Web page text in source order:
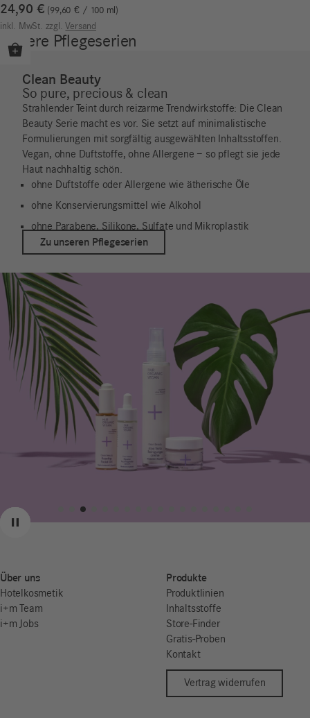
24,90 € 99,60€/ 100 ml
inkl. MwSt. zzgl. Versand
Unsere Pflegeserien
Clean Beauty
So pure, precious & clean
Strahlender Teint durch reizarme Trendwirkstoffe: Die Clean
Beauty Serie macht es vor. Sie setzt auf minimalistische
Formulierungen mit sorgfältig ausgewählten Inhaltsstoffen.
Vegan, ohne Duftstoffe, ohne Allergene – so pflegt sie jede
Haut nachhaltig schön.
ohne Duftstoffe oder Allergene wie ätherische Öle
ohne Konservierungsmittel wie Alkohol
ohne Parabene, Silikone, Sulfate und Mikroplastik
Zu unseren Pflegeserien
Zurück
Weiter
Pause
Über uns
Hotelkosmetik
i+m Team
i+m Jobs
Produkte
Produktlinien
Inhaltsstoffe
Store-Finder
Gratis-Proben
Kontakt
Vertrag widerrufen